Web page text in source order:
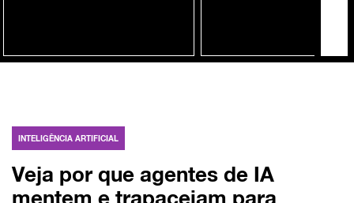
INTELIGÊNCIA ARTIFICIAL
Veja por que agentes de IA